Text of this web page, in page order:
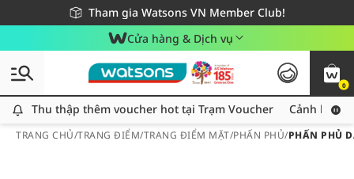
Tham gia Watsons VN Member Club!
Miễn phí giao hàng cho đơn hàng từ 249,000Đ
Giao hàng nhanh 24h - Áp dụng khu vực TP. Hồ Chí Minh
Cửa hàng & Dịch vụ
0
Thu thập thêm voucher hot tại Trạm Voucher
Thu thập thêm voucher hot tại Trạm Voucher Cảnh báo
TRANG CHỦ/TRANG ĐIỂM/TRANG ĐIỂM MẶT/PHẤN PHỦ/PHẤN PHỦ